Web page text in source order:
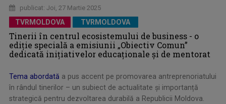
publicat: Joi, 27 Martie 2025
TVRMOLDOVA TVRMOLDOVA
Tinerii în centrul ecosistemului de business - o
ediție specială a emisiunii „Obiectiv Comun”
dedicată inițiativelor educaționale și de mentorat
Tema abordată a pus accent pe promovarea antreprenoriatului
în rândul tinerilor – un subiect de actualitate și importanță
strategică pentru dezvoltarea durabilă a Republicii Moldova.